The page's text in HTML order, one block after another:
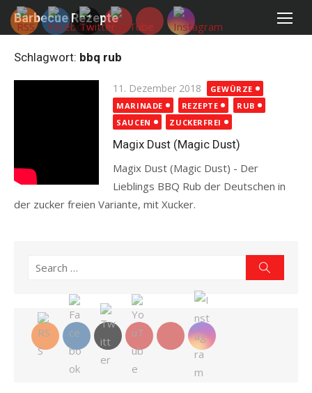
Skip
Barbecue Rezepte
Schlagwort: bbq rub
Posted
on
11. Dezember 2018
GEWÜRZE
MARINADE
REZEPTE
RUB
SAUCEN
ZUCKERFREI
Magix Dust (Magic Dust)
Magix Dust (Magic Dust) - Der
Lieblings BBQ Rub der Deutschen in
der zucker freien Variante, mit Xucker.
Search